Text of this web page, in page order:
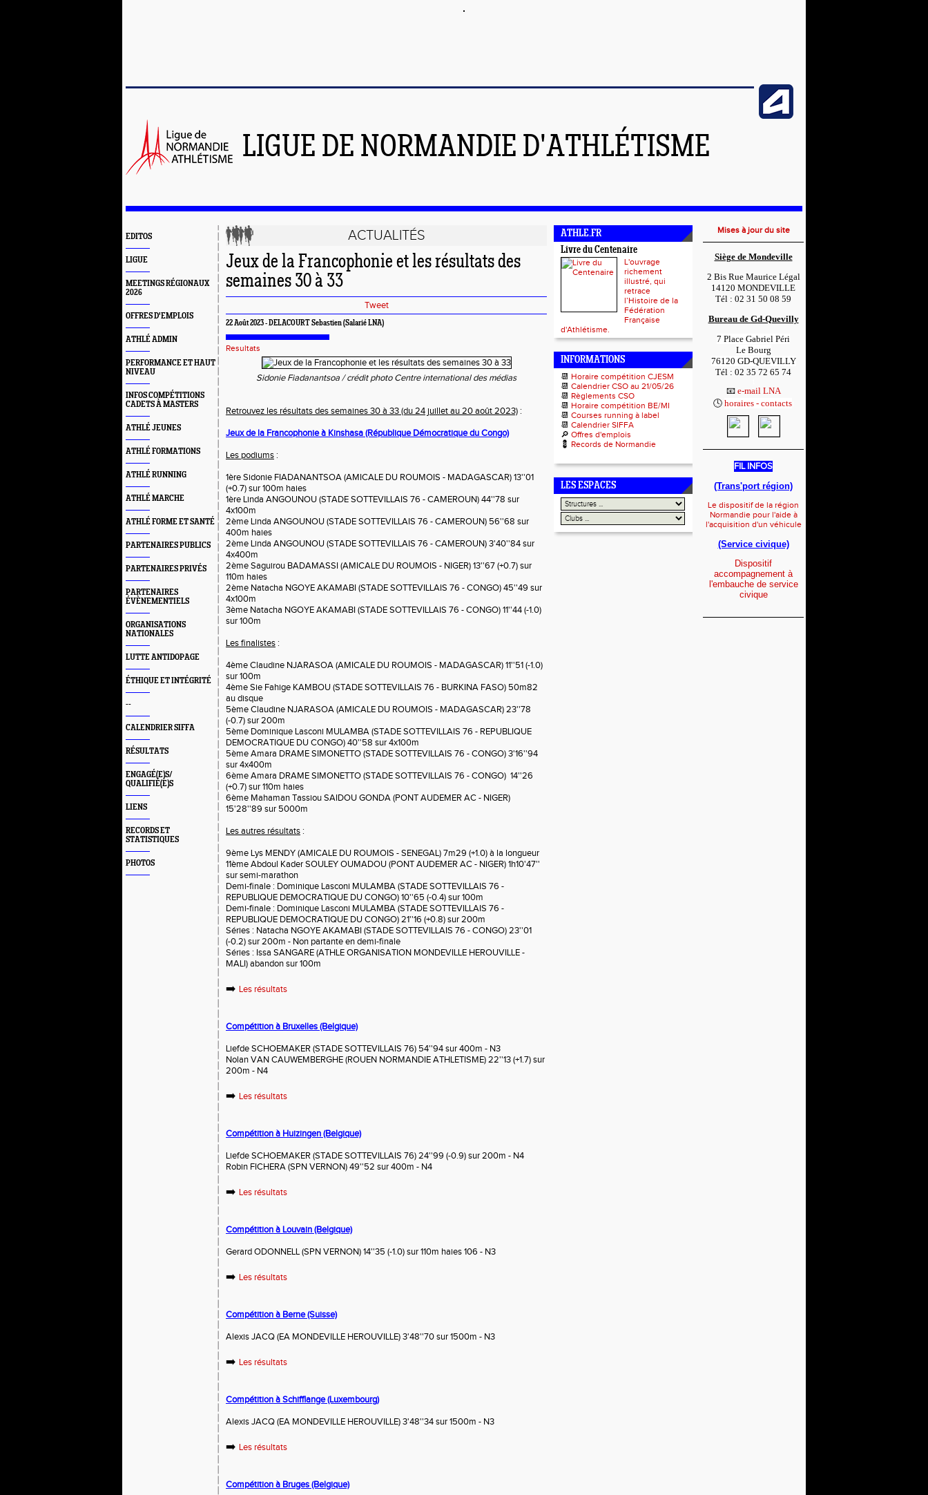
LIGUE DE NORMANDIE D'ATHLÉTISME
EDITOS
LIGUE
MEETINGS RÉGIONAUX
2026
OFFRES D'EMPLOIS
ATHLÉ ADMIN
PERFORMANCE ET HAUT
NIVEAU
INFOS COMPÉTITIONS
CADETS À MASTERS
ATHLÉ JEUNES
ATHLÉ FORMATIONS
ATHLÉ RUNNING
ATHLÉ MARCHE
ATHLÉ FORME ET SANTÉ
PARTENAIRES PUBLICS
PARTENAIRES PRIVÉS
PARTENAIRES
ÉVÈNEMENTIELS
ORGANISATIONS
NATIONALES
LUTTE ANTIDOPAGE
ÉTHIQUE ET INTÉGRITÉ
--
CALENDRIER SIFFA
RÉSULTATS
ENGAGÉ(E)S/
QUALIFIÉ(E)S
LIENS
RECORDS ET
STATISTIQUES
PHOTOS
ACTUALITÉS
Jeux de la Francophonie et les résultats des
semaines 30 à 33
Tweet
22 Août 2023 - DELACOURT Sebastien (Salarié LNA)
Resultats
Sidonie Fiadanantsoa / crédit photo Centre international des médias
Retrouvez les résultats des semaines 30 à 33 (du 24 juillet au 20 août 2023) :
Jeux de la Francophonie à Kinshasa (République Démocratique du Congo)
Les podiums :
1ère Sidonie FIADANANTSOA (AMICALE DU ROUMOIS - MADAGASCAR) 13''01
(+0.7) sur 100m haies
1ère Linda ANGOUNOU (STADE SOTTEVILLAIS 76 - CAMEROUN) 44''78 sur
4x100m
2ème Linda ANGOUNOU (STADE SOTTEVILLAIS 76 - CAMEROUN) 56''68 sur
400m haies
2ème Linda ANGOUNOU (STADE SOTTEVILLAIS 76 - CAMEROUN) 3'40''84 sur
4x400m
2ème Saguirou BADAMASSI (AMICALE DU ROUMOIS - NIGER) 13''67 (+0.7) sur
110m haies
2ème Natacha NGOYE AKAMABI (STADE SOTTEVILLAIS 76 - CONGO) 45''49 sur
4x100m
3ème Natacha NGOYE AKAMABI (STADE SOTTEVILLAIS 76 - CONGO) 11''44 (-1.0)
sur 100m
Les finalistes :
4ème Claudine NJARASOA (AMICALE DU ROUMOIS - MADAGASCAR) 11''51 (-1.0)
sur 100m
4ème Sie Fahige KAMBOU (STADE SOTTEVILLAIS 76 - BURKINA FASO) 50m82
au disque
5ème Claudine NJARASOA (AMICALE DU ROUMOIS - MADAGASCAR) 23''78
(-0.7) sur 200m
5ème Dominique Lasconi MULAMBA (STADE SOTTEVILLAIS 76 - REPUBLIQUE
DEMOCRATIQUE DU CONGO) 40''58 sur 4x100m
5ème Amara DRAME SIMONETTO (STADE SOTTEVILLAIS 76 - CONGO) 3'16''94
sur 4x400m
6ème Amara DRAME SIMONETTO (STADE SOTTEVILLAIS 76 - CONGO) 14''26
(+0.7) sur 110m haies
6ème Mahaman Tassiou SAIDOU GONDA (PONT AUDEMER AC - NIGER)
15'28''89 sur 5000m
Les autres résultats :
9ème Lys MENDY (AMICALE DU ROUMOIS - SENEGAL) 7m29 (+1.0) à la longueur
11ème Abdoul Kader SOULEY OUMADOU (PONT AUDEMER AC - NIGER) 1h10'47''
sur semi-marathon
Demi-finale : Dominique Lasconi MULAMBA (STADE SOTTEVILLAIS 76 -
REPUBLIQUE DEMOCRATIQUE DU CONGO) 10''65 (-0.4) sur 100m
Demi-finale : Dominique Lasconi MULAMBA (STADE SOTTEVILLAIS 76 -
REPUBLIQUE DEMOCRATIQUE DU CONGO) 21''16 (+0.8) sur 200m
Séries : Natacha NGOYE AKAMABI (STADE SOTTEVILLAIS 76 - CONGO) 23''01
(-0.2) sur 200m - Non partante en demi-finale
Séries : Issa SANGARE (ATHLE ORGANISATION MONDEVILLE HEROUVILLE -
MALI) abandon sur 100m
➡️ Les résultats
Compétition à Bruxelles (Belgique)
Liefde SCHOEMAKER (STADE SOTTEVILLAIS 76) 54''94 sur 400m - N3
Nolan VAN CAUWEMBERGHE (ROUEN NORMANDIE ATHLETISME) 22''13 (+1.7) sur
200m - N4
➡️ Les résultats
Compétition à Huizingen (Belgique)
Liefde SCHOEMAKER (STADE SOTTEVILLAIS 76) 24''99 (-0.9) sur 200m - N4
Robin FICHERA (SPN VERNON) 49''52 sur 400m - N4
➡️ Les résultats
Compétition à Louvain (Belgique)
Gerard ODONNELL (SPN VERNON) 14''35 (-1.0) sur 110m haies 106 - N3
➡️ Les résultats
Compétition à Berne (Suisse)
Alexis JACQ (EA MONDEVILLE HEROUVILLE) 3'48''70 sur 1500m - N3
➡️ Les résultats
Compétition à Schifflange (Luxembourg)
Alexis JACQ (EA MONDEVILLE HEROUVILLE) 3'48''34 sur 1500m - N3
➡️ Les résultats
Compétition à Bruges (Belgique)
ATHLE.FR
Livre du Centenaire
L'ouvrage
richement
illustré, qui
retrace
l’Histoire de la
Fédération
Française
d'Athlétisme.
INFORMATIONS
📆 Horaire compétition CJESM
📆 Calendrier CSO au 21/05/26
📆 Règlements CSO
📆 Horaire compétition BE/MI
📆 Courses running à label
📆 Calendrier SIFFA
🔎 Offres d'emplois
💈 Records de Normandie
LES ESPACES
Mises à jour du site
Siège de Mondeville
2 Bis Rue Maurice Légal
14120 MONDEVILLE
Tél : 02 31 50 08 59
Bureau de Gd-Quevilly
7 Place Gabriel Péri
Le Bourg
76120 GD-QUEVILLY
Tél : 02 35 72 65 74
📧 e-mail LNA
🕓 horaires - contacts1
FIL INFOS
(Trans'port région)
Le dispositif de la région
Normandie pour l'aide à
l'acquisition d'un véhicule
(Service civique)
Dispositif
accompagnement à
l'embauche de service
civique